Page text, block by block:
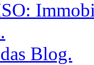
Blog.